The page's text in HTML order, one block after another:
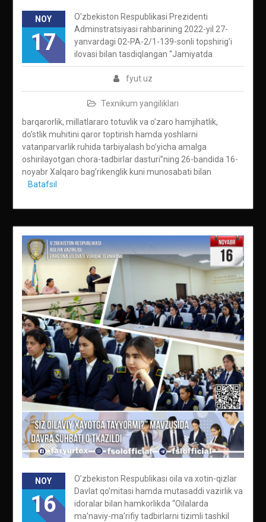
NOY
17
fyut.uz
Texnikum yangiliklari
O’zbekiston Respublikasi Prezidenti
Adminstratsiyasi rahbarining 2022-yil 27-
yanvardagi 02-PA-2/1-139-sonli topshirig’i
ilovasi bilan tasdiqlangan “Jamiyatda
barqarorlik, millatlararo totuvlik va o’zaro hamjihatlik,
do’stlik muhitini qaror toptirish hamda yoshlarni
vatanparvarlik ruhida tarbiyalash bo’yicha amalga
oshirilayotgan chora-tadbirlar dasturi”ning 26-bandida 16-
noyabr Xalqaro bag’rikenglik kuni munosabati bilan
Batafsil
NOY
16
O’zbekiston Respublikasi oila va xotin-qizlar
Davlat qo’mitasi hamda mutasaddi vazirlik va
idoralar bilan hamkorlikda “Oilalarda
ma’naviy-ma’rifiy tadbirlarni tizimli tashkil